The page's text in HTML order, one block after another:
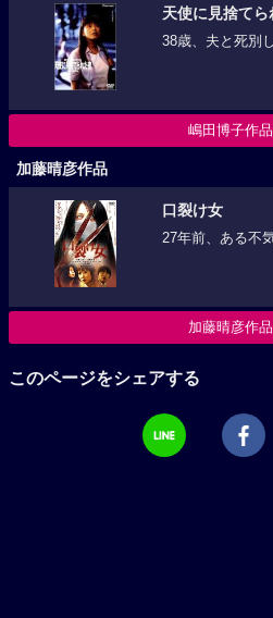
天使に見捨てら
38歳、夫と死別
嶋田博子作
加藤晴彦作品
口裂け女
27年前、ある不
加藤晴彦作
このページをシェアする